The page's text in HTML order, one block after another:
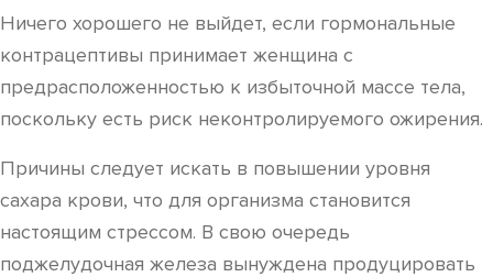
Ничего хорошего не выйдет, если гормональные
контрацептивы принимает женщина с
предрасположенностью к избыточной массе тела,
поскольку есть риск неконтролируемого ожирения.
Причины следует искать в повышении уровня
сахара крови, что для организма становится
настоящим стрессом. В свою очередь
поджелудочная железа вынуждена продуцировать